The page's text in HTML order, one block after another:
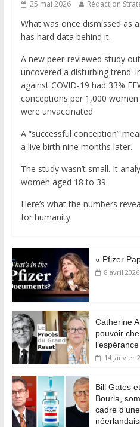
25 mai 2026 Rédaction
What was once dismissed as
has hard data behind it.
A new peer-reviewed study
uncovered a disturbing trend:
against COVID-19 had 33%
conceptions per 1,000
were unvaccinated.
A “successful conception”
a live birth nine months later.
The study wasn’t small. It
women aged 18 to 39.
Here’s what the numbers
for humanity.
« Pfizer
8 avril 2026
Catherine
pouvoir
14 janvier
Bill Gates
Bourla,
cadre